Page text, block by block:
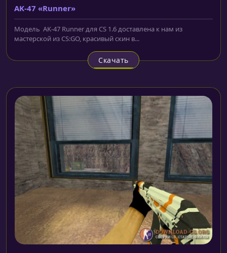
AK-47 «Runner»
Модель AK-47 Runner для CS 1.6 доставлена к нам из
мастерской из CS:GO, красивый скин в...
Скачать